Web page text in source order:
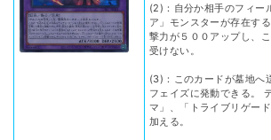
(2)：自分か相手のフィー
ア」モンスターが存在す
撃力が５００アップし、
受けない。
(3)：このカードが墓地へ
フェイズに発動できる。
マ」、「トライブリゲー
加える。